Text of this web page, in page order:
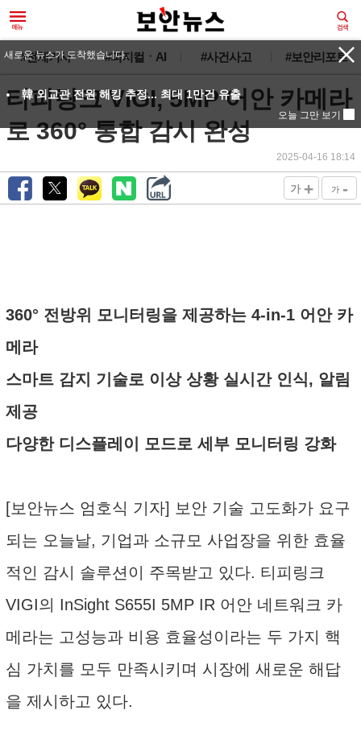
#전체기사 #피지컬ㆍAI #사건사고 #보안리포트
티피링크 VIGI, 5MP 어안 카메라
로 360° 통합 감시 완성
2025-04-16 18:14
가 + 가 -
360° 전방위 모니터링을 제공하는 4-in-1 어안 카
메라
스마트 감지 기술로 이상 상황 실시간 인식, 알림
제공
다양한 디스플레이 모드로 세부 모니터링 강화
[보안뉴스 엄호식 기자] 보안 기술 고도화가 요구
되는 오늘날, 기업과 소규모 사업장을 위한 효율
적인 감시 솔루션이 주목받고 있다. 티피링크
VIGI의 InSight S655I 5MP IR 어안 네트워크 카
메라는 고성능과 비용 효율성이라는 두 가지 핵
심 가치를 모두 만족시키며 시장에 새로운 해답
을 제시하고 있다.
새로운 뉴스가 도착했습니다.
韓 외교관 전원 해킹 추정... 최대 1만건 유출
오늘 그만 보기